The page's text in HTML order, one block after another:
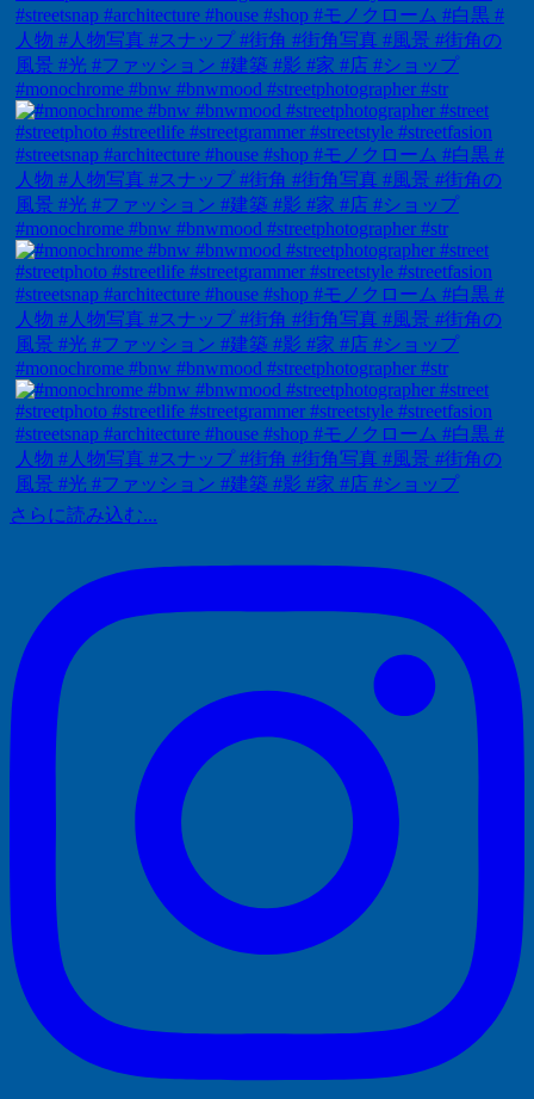
#monochrome #bnw #bnwmood #streetphotographer #str
#monochrome #bnw #bnwmood #streetphotographer #str
#monochrome #bnw #bnwmood #streetphotographer #str
さらに読み込む...